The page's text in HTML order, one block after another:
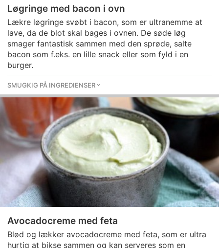
Løgringe med bacon i ovn
Lækre løgringe svøbt i bacon, som er ultranemme at
lave, da de blot skal bages i ovnen. De søde løg
smager fantastisk sammen med den sprøde, salte
bacon som f.eks. en lille snack eller som fyld i en
burger.
SMUGKIG PÅ INGREDIENSER
Avocadocreme med feta
Blød og lækker avocadocreme med feta, som er ultra
hurtig at bikse sammen og kan serveres som en